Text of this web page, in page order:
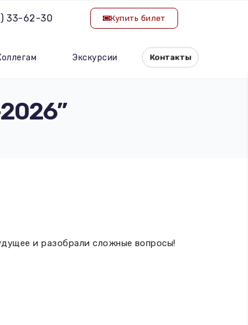
33-62-30 Купить билет
Экскурсии Контакты
и разобрали сложные вопросы!